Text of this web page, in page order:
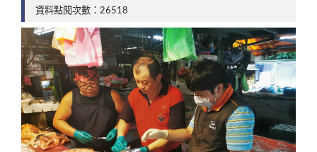
資料點閱次數：26518